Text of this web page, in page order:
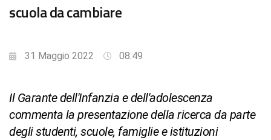
scuola da cambiare
31 Maggio 2022 08:49
Il Garante dell'Infanzia e dell'adolescenza
commenta la presentazione della ricerca da parte
degli studenti, scuole, famiglie e istituzioni